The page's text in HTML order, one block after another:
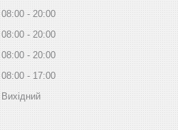
08:00
20:00
08:00
20:00
08:00
20:00
08:00
17:00
Вихідний